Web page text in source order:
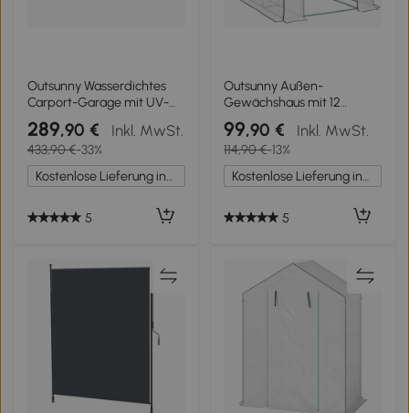
Outsunny Wasserdichtes
Carport-Garage mit UV-
Schutz UPF 30 +,
abnehmbare
Seitenwände, 5 x 3 m
Beige
289,90 € Inkl. MwSt.
433,90 €-33%
Kostenlose Lieferung innerhalb Deutschlands
5
Outsunny Außen-
Gewächshaus mit 12
Regalen, Rolltür, PE-
Abdeckung und
Stahlrahmen 140x213x190
cm Weiß
99,90 € Inkl. MwSt.
114,90 €-13%
Kostenlose Lieferung innerhalb Deutschlands
5